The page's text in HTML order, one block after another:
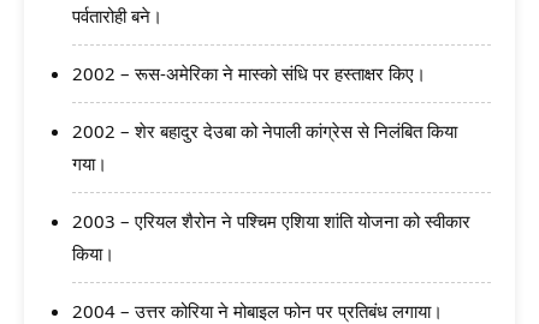
पर्वतारोही बने।
2002 – रूस-अमेरिका ने मास्को संधि पर हस्ताक्षर किए।
2002 – शेर बहादुर देउबा को नेपाली कांग्रेस से निलंबित किया
गया।
2003 – एरियल शैरोन ने पश्चिम एशिया शांति योजना को स्वीकार
किया।
2004 – उत्तर कोरिया ने मोबाइल फोन पर प्रतिबंध लगाया।